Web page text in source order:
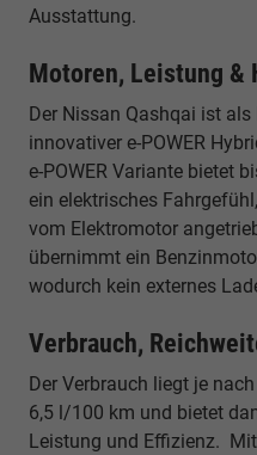
Ausstattung.
Motoren, Leistung &
Der Nissan Qashqai ist
innovativer e-POWER
e-POWER Variante bietet
ein elektrisches
vom Elektromotor
übernimmt ein
wodurch kein externes
Verbrauch,
Der Verbrauch liegt je
6,5 l/100 km und bietet
Leistung und Effizienz. Mit